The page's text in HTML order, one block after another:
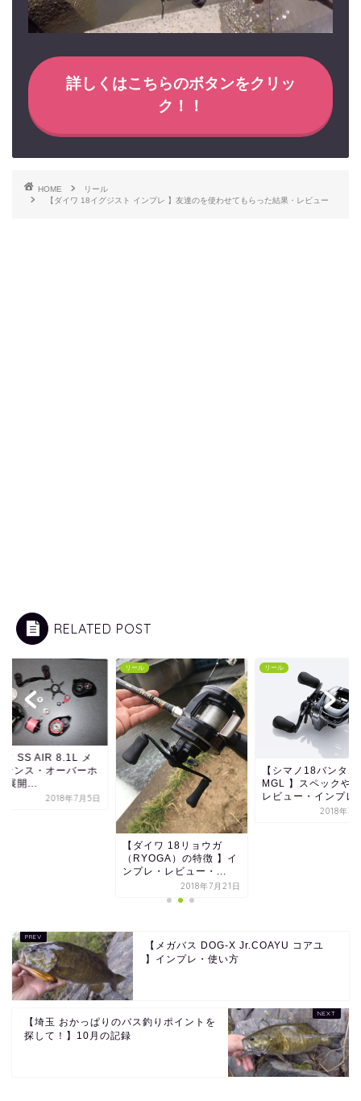
詳しくはこちらのボタンをクリッ
ク！！
HOME
リール
【ダイワ 18イグジスト インプレ 】友達のを使わせてもらった結果・レビュー
RELATED POST
ワ SS AIR 8.1L メ
ナンス・オーバーホ
展開...
2018年7月5日
リール
【ダイワ 18リョウガ
（RYOGA）の特徴 】イ
ンプレ・レビュー・...
2018年7月21日
リール
【シマノ18バンタム
MGL 】スペックや
レビュー・インプレ
2018年3
【メガバス DOG-X Jr.COAYU コアユ
】インプレ・使い方
【埼玉 おかっぱりのバス釣りポイントを
探して！】10月の記録